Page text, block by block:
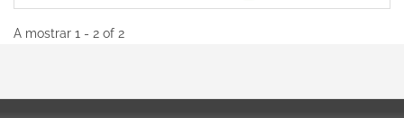
A mostrar 1 - 2 of 2